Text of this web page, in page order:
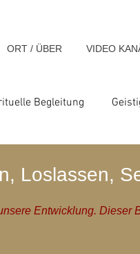
ORT / ÜBER VIDEO
Begleitung
Blog-Archiv-2024
Loslassen,
Entwicklung. Dieser